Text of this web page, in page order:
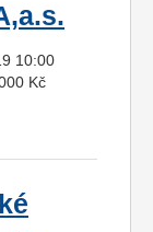
10:00
Kč